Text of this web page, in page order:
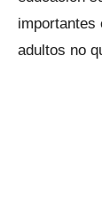
importantes
adultos no